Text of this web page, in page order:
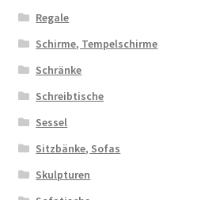
Regale
Schirme, Tempelschirme
Schränke
Schreibtische
Sessel
Sitzbänke, Sofas
Skulpturen